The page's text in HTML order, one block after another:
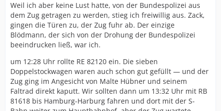
Weil ich aber keine Lust hatte, von der Bundespolizei aus
dem Zug getragen zu werden, stieg ich freiwillig aus. Zack,
gingen die Türen zu, der Zug fuhr ab. Der einzige
Blödmann, der sich von der Drohung der Bundespolizei
beeindrucken ließ, war ich.
um 12:28 Uhr rollte RE 82120 ein. Die sieben
Doppelstockwagen waren auch schon gut gefüllt — und der
Zug ging im Angesicht von Malte Hübner und seinem
Faltrad direkt kaputt. Wir sollten dann um 13:32 Uhr mit RB
81618 bis Hamburg-Harburg fahren und dort mit der S-